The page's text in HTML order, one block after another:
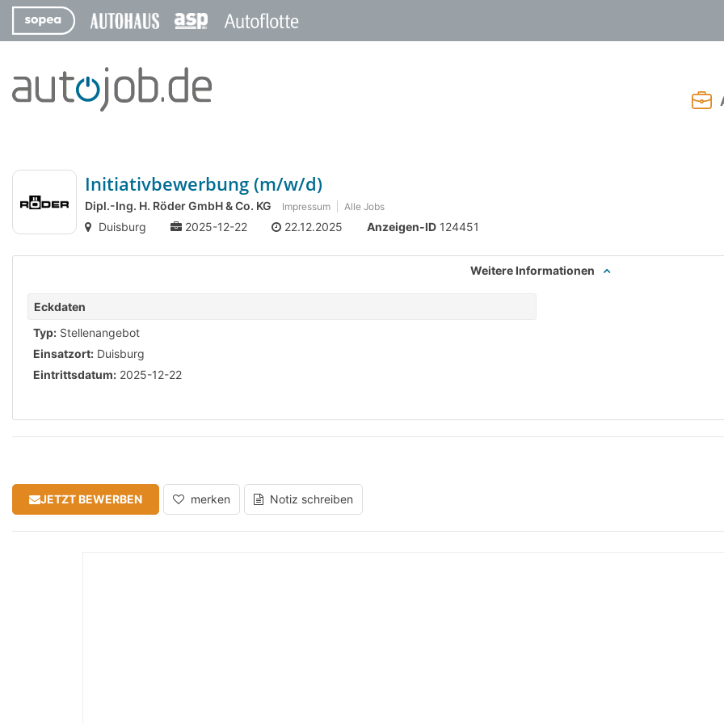
Initiativbewerbung (m/w/d)
Dipl.-Ing. H. Röder GmbH & Co. KG Impressum Alle Jobs
Duisburg 2025-12-22 22.12.2025 Anzeigen-ID 124451
Weitere Informationen
Eckdaten
Typ: Stellenangebot
Einsatzort: Duisburg
Eintrittsdatum: 2025-12-22
JETZT BEWERBEN merken Notiz schreiben